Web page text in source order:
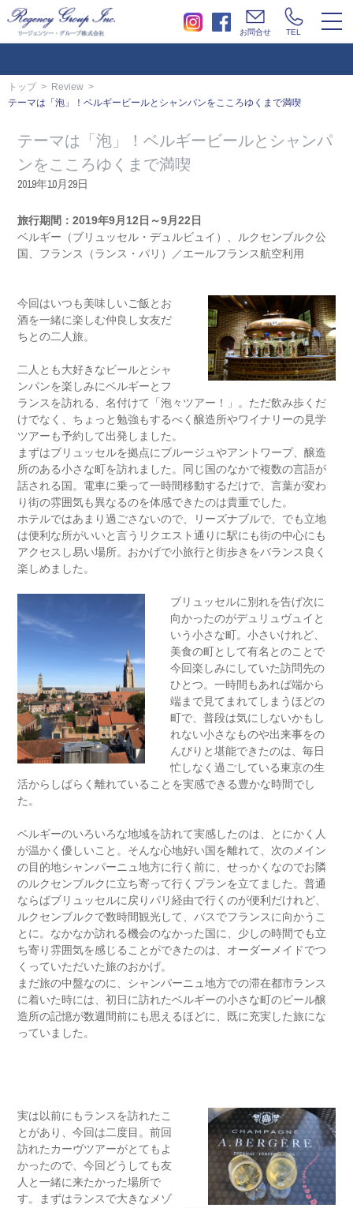
お問合せ TEL
トップ
Review
テーマは「泡」！ベルギービールとシャンパンをこころゆくまで満喫
テーマは「泡」！ベルギービールとシャンパ
ンをこころゆくまで満喫
2019年10月29日
旅行期間：2019年9月12日～9月22日
ベルギー（ブリュッセル・デュルビュイ）、ルクセンブルク公
国、フランス（ランス・パリ）／エールフランス航空利用
今回はいつも美味しいご飯とお
酒を一緒に楽しむ仲良し女友だ
ちとの二人旅。
二人とも大好きなビールとシャ
ンパンを楽しみにベルギーとフ
ランスを訪れる、名付けて「泡々ツアー！」。ただ飲み歩くだ
けでなく、ちょっと勉強もするべく醸造所やワイナリーの見学
ツアーも予約して出発しました。
まずはブリュッセルを拠点にブルージュやアントワープ、醸造
所のある小さな町を訪れました。同じ国のなかで複数の言語が
話される国。電車に乗って一時間移動するだけで、言葉が変わ
り街の雰囲気も異なるのを体感できたのは貴重でした。
ホテルではあまり過ごさないので、リーズナブルで、でも立地
は便利な所がいいと言うリクエスト通りに駅にも街の中心にも
アクセスし易い場所。おかげで小旅行と街歩きをバランス良く
楽しめました。
ブリュッセルに別れを告げ次に
向かったのがデュリュヴュイと
いう小さな町。小さいけれど、
美食の町として有名とのことで
今回楽しみにしていた訪問先の
ひとつ。一時間もあれば端から
端まで見てまれてしまうほどの
町で、普段は気にしないかもし
れない小さなものや出来事をの
んびりと堪能できたのは、毎日
忙しなく過ごしている東京の生
活からしばらく離れていることを実感できる豊かな時間でし
た。
ベルギーのいろいろな地域を訪れて実感したのは、とにかく人
が温かく優しいこと。そんな心地好い国を離れて、次のメイン
の目的地シャンパーニュ地方に行く前に、せっかくなのでお隣
のルクセンブルクに立ち寄って行くプランを立てました。普通
ならばブリュッセルに戻りパリ経由で行くのが便利だけれど、
ルクセンブルクで数時間観光して、バスでフランスに向かうこ
とに。なかなか訪れる機会のなかった国に、少しの時間でも立
ち寄り雰囲気を感じることができたのは、オーダーメイドでつ
くっていただいた旅のおかげ。
まだ旅の中盤なのに、シャンパーニュ地方での滞在都市ランス
に着いた時には、初日に訪れたベルギーの小さな町のビール醸
造所の記憶が数週間前にも思えるほどに、既に充実した旅にな
っていました。
実は以前にもランスを訪れたこ
とがあり、今回は二度目。前回
訪れたカーヴツアーがとてもよ
かったので、今回どうしても友
人と一緒に来たかった場所で
す。まずはランスで大きなメゾ